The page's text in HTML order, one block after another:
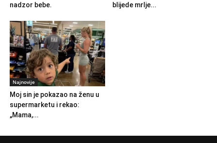
nadzor bebe.
blijede mrlje...
Najnovije
Moj sin je pokazao na ženu u
supermarketu i rekao:
„Mama,...